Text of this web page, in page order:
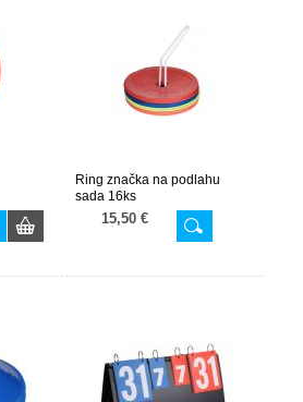
Ring značka na podlahu
sada 16ks
15,50 €